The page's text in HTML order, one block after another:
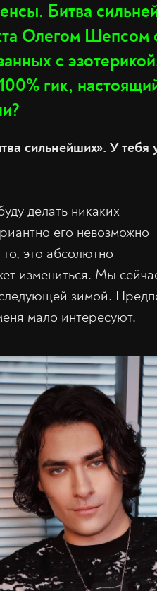
Битва
Олегом Шепсом
с
гик,
сильнейших». У тебя
делать никаких
его невозможно
это абсолютно
измениться. Мы
зимой.
мало интересуют.